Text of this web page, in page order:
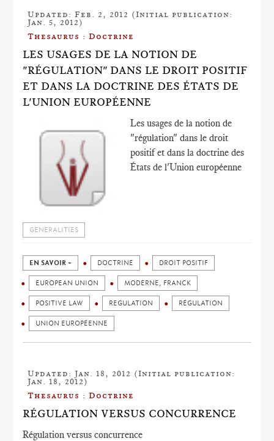
Updated: Feb. 2, 2012 (Initial publication:
Jan. 5, 2012)
Thesaurus : Doctrine
LES USAGES DE LA NOTION DE
"RÉGULATION" DANS LE DROIT POSITIF
ET DANS LA DOCTRINE DES ÉTATS DE
L'UNION EUROPÉENNE
Les usages de la notion de
"régulation" dans le droit
positif et dans la doctrine des
États de l'Union européenne
GENERALITIES
EN SAVOIR + DOCTRINE DROIT POSITIF
EUROPEAN UNION MODERNE, FRANCK
POSITIVE LAW REGULATION RÉGULATION
UNION EUROPÉENNE
Updated: Jan. 18, 2012 (Initial publication:
Jan. 18, 2012)
Thesaurus : Doctrine
RÉGULATION VERSUS CONCURRENCE
Régulation versus concurrence